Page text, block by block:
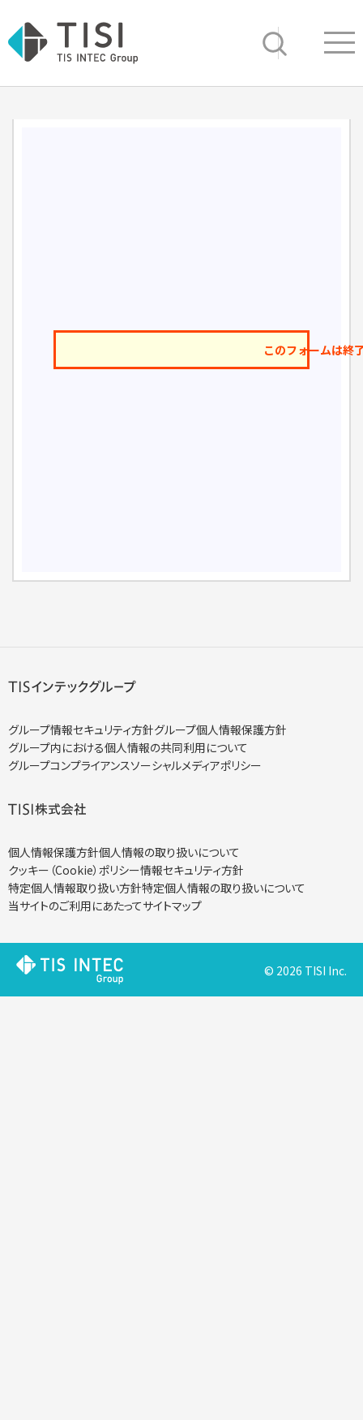
サイト内検索
このフォームは終
グループ情報セキュリティ方針グループ個人情報保護方針
グループ内における個人情報の共同利用について
グループコンプライアンスソーシャルメディアポリシー
個人情報保護方針個人情報の取り扱いについて
クッキー（Cookie）ポリシー情報セキュリティ方針
特定個人情報取り扱い方針特定個人情報の取り扱いについて
当サイトのご利用にあたってサイトマップ
© 2026 TISI Inc.